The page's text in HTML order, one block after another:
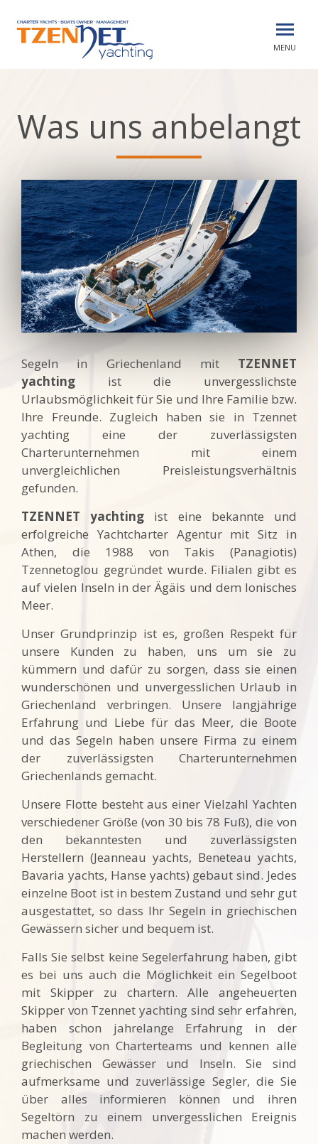
MENU
Was uns anbelangt
Segeln in Griechenland mit TZENNET
yachting ist die unvergesslichste
Urlaubsmöglichkeit für Sie und Ihre Familie bzw.
Ihre Freunde. Zugleich haben sie in Tzennet
yachting eine der zuverlässigsten
Charterunternehmen mit einem
unvergleichlichen Preisleistungsverhältnis
gefunden.
TZENNET yachting ist eine bekannte und
erfolgreiche Yachtcharter Agentur mit Sitz in
Athen, die 1988 von Takis (Panagiotis)
Tzennetoglou gegründet wurde. Filialen gibt es
auf vielen Inseln in der Ägäis und dem Ionisches
Meer.
Unser Grundprinzip ist es, großen Respekt für
unsere Kunden zu haben, uns um sie zu
kümmern und dafür zu sorgen, dass sie einen
wunderschönen und unvergesslichen Urlaub in
Griechenland verbringen. Unsere langjährige
Erfahrung und Liebe für das Meer, die Boote
und das Segeln haben unsere Firma zu einem
der zuverlässigsten Charterunternehmen
Griechenlands gemacht.
Unsere Flotte besteht aus einer Vielzahl Yachten
verschiedener Größe (von 30 bis 78 Fuß), die von
den bekanntesten und zuverlässigsten
Herstellern (Jeanneau yachts, Beneteau yachts,
Bavaria yachts, Hanse yachts) gebaut sind. Jedes
einzelne Boot ist in bestem Zustand und sehr gut
ausgestattet, so dass Ihr Segeln in griechischen
Gewässern sicher und bequem ist.
Falls Sie selbst keine Segelerfahrung haben, gibt
es bei uns auch die Möglichkeit ein Segelboot
mit Skipper zu chartern. Alle angeheuerten
Skipper von Tzennet yachting sind sehr erfahren,
haben schon jahrelange Erfahrung in der
Begleitung von Charterteams und kennen alle
griechischen Gewässer und Inseln. Sie sind
aufmerksame und zuverlässige Segler, die Sie
über alles informieren können und ihren
Segeltörn zu einem unvergesslichen Ereignis
machen werden.